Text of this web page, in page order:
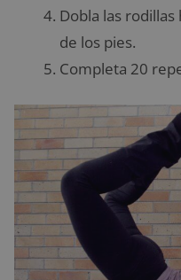
Dobla las
de los pies.
Completa 20